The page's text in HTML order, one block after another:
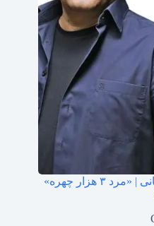
بازگشت مهران مدیری و سعید آقاخانی | «مرد ۳ هزار چهره»